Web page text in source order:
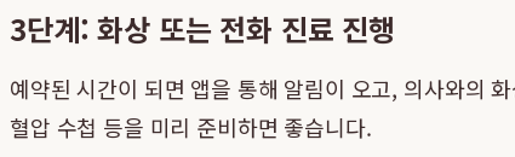
3단계: 화상 또는 전화 진료 진행
예약된 시간이 되면 앱을 통해 알림이 오고, 의사와의
혈압 수첩 등을 미리 준비하면 좋습니다.